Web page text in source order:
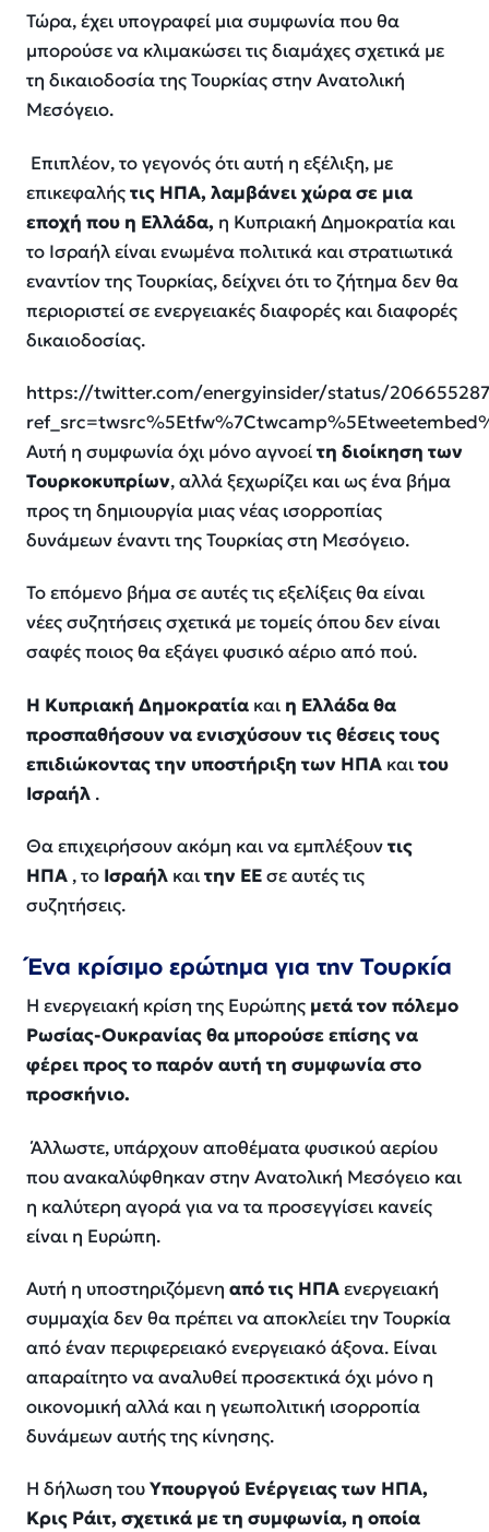
Τώρα, έχει υπογραφεί μια συμφωνία που θα
μπορούσε να κλιμακώσει τις διαμάχες σχετικά με
τη δικαιοδοσία της Τουρκίας στην Ανατολική
Μεσόγειο.
Επιπλέον, το γεγονός ότι αυτή η εξέλιξη, με
επικεφαλήςτις ΗΠΑ, λαμβάνει χώρα σε μια
εποχή που η Ελλάδα, η Κυπριακή Δημοκρατία και
το Ισραήλ είναι ενωμένα πολιτικά και στρατιωτικά
εναντίον της Τουρκίας, δείχνει ότι το ζήτημα δεν θα
περιοριστεί σε ενεργειακές διαφορές και διαφορές
δικαιοδοσίας.
https://twitter.com/energyinsider/status/
Αυτή η συμφωνία όχι μόνο αγνοείτη διοίκηση των
Τουρκοκυπρίων, αλλά ξεχωρίζει και ως ένα βήμα
προς τη δημιουργία μιας νέας ισορροπίας
δυνάμεων έναντι της Τουρκίας στη Μεσόγειο.
Το επόμενο βήμα σε αυτές τις εξελίξεις θα είναι
νέες συζητήσεις σχετικά με τομείς όπου δεν είναι
σαφές ποιος θα εξάγει φυσικό αέριο από πού.
Η Κυπριακή Δημοκρατία και η Ελλάδα θα
προσπαθήσουν να ενισχύσουν τις θέσεις τους
επιδιώκοντας την υποστήριξη των ΗΠΑ καιτου
Ισραήλ .
Θα επιχειρήσουν ακόμη και να εμπλέξουντις
ΗΠΑ , το Ισραήλ καιτην ΕΕσε αυτές τις
συζητήσεις.
Ένα κρίσιμο ερώτημα για την Τουρκία
Η ενεργειακή κρίση της Ευρώπης μετά τον πόλεμο
Ρωσίας-Ουκρανίας θα μπορούσε επίσης να
φέρει προς το παρόν αυτή τη συμφωνία στο
προσκήνιο.
Άλλωστε, υπάρχουν αποθέματα φυσικού αερίου
που ανακαλύφθηκαν στην Ανατολική Μεσόγειο και
η καλύτερη αγορά για να τα προσεγγίσει κανείς
είναι η Ευρώπη.
Αυτή η υποστηριζόμενη από τις ΗΠΑενεργειακή
συμμαχία δεν θα πρέπει να αποκλείει την Τουρκία
από έναν περιφερειακό ενεργειακό άξονα. Είναι
απαραίτητο να αναλυθεί προσεκτικά όχι μόνο η
οικονομική αλλά και η γεωπολιτική ισορροπία
δυνάμεων αυτής της κίνησης.
Η δήλωση τουΥπουργού Ενέργειας των ΗΠΑ,
Κρις Ράιτ, σχετικά με τη συμφωνία, η οποία